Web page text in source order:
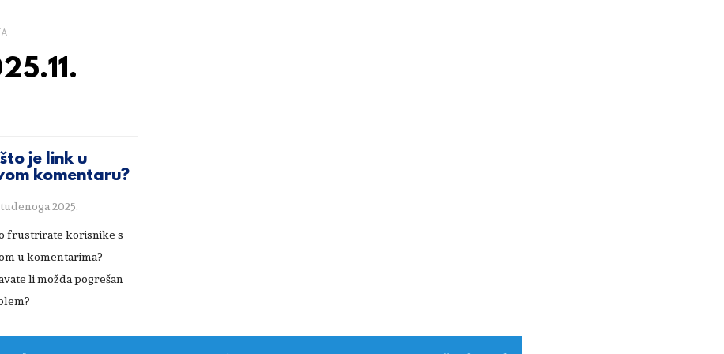
je link u
komentaru?
2025.
frustrirate korisnike s
u komentarima?
li možda pogrešan